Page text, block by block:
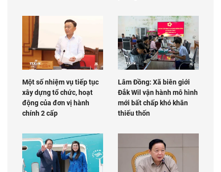
Một số nhiệm vụ tiếp tục
xây dựng tổ chức, hoạt
động của đơn vị hành
chính 2 cấp
Lâm Đồng: Xã biên giới
Đắk Wil vận hành mô hình
mới bất chấp khó khăn
thiếu thốn